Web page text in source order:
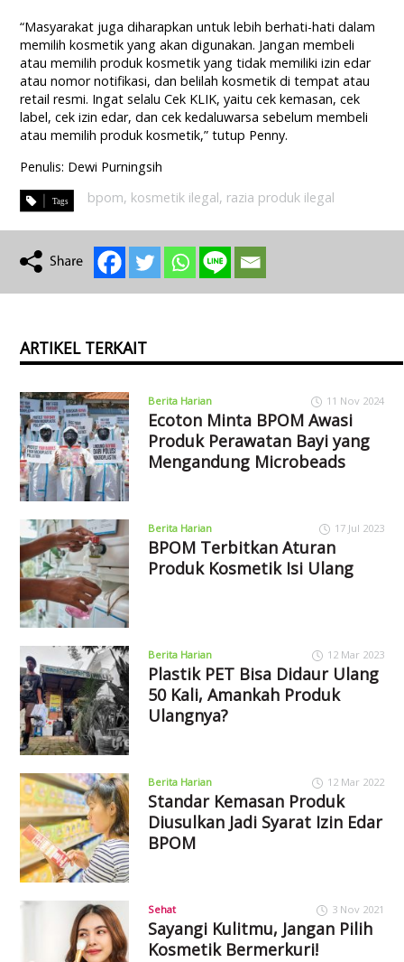
“Masyarakat juga diharapkan untuk lebih berhati-hati dalam
memilih kosmetik yang akan digunakan. Jangan membeli
atau memilih produk kosmetik yang tidak memiliki izin edar
atau nomor notifikasi, dan belilah kosmetik di tempat atau
retail resmi. Ingat selalu Cek KLIK, yaitu cek kemasan, cek
label, cek izin edar, dan cek kedaluwarsa sebelum membeli
atau memilih produk kosmetik,” tutup Penny.
Penulis: Dewi Purningsih
bpom, kosmetik ilegal, razia produk ilegal
ARTIKEL TERKAIT
Berita Harian 11 Nov 2024
Ecoton Minta BPOM Awasi
Produk Perawatan Bayi yang
Mengandung Microbeads
Berita Harian 17 Jul 2023
BPOM Terbitkan Aturan
Produk Kosmetik Isi Ulang
Berita Harian 12 Mar 2023
Plastik PET Bisa Didaur Ulang
50 Kali, Amankah Produk
Ulangnya?
Berita Harian 12 Mar 2022
Standar Kemasan Produk
Diusulkan Jadi Syarat Izin Edar
BPOM
Sehat 3 Nov 2021
Sayangi Kulitmu, Jangan Pilih
Kosmetik Bermerkuri!